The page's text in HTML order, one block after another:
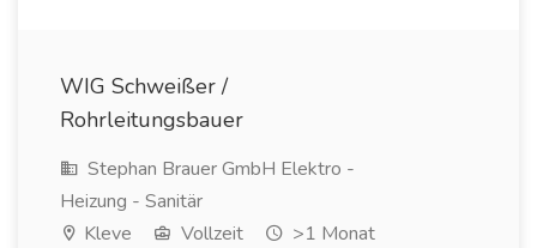
WIG Schweißer /
Rohrleitungsbauer
Stephan Brauer GmbH Elektro -
Heizung - Sanitär
Kleve
Vollzeit >1 Monat